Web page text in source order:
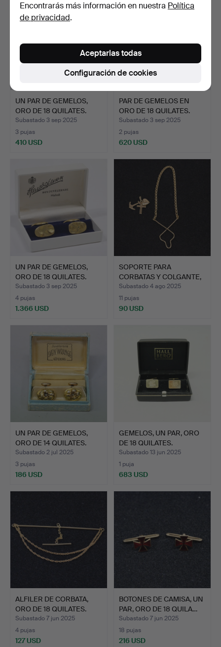
UN PAR DE GEMELOS,
ORO DE 18 QUILATES.
Subastado 3 sep 2025
3 pujas
410 USD
PAR DE GEMELOS EN
ORO DE 18 QUILATES.
Subastado 3 sep 2025
2 pujas
620 USD
UN PAR DE GEMELOS,
ORO DE 18 QUILATES.
Subastado 3 sep 2025
4 pujas
1.366 USD
SOPORTE PARA
CORBATAS Y COLGANTE,
ORO DE 9…
Subastado 4 ago 2025
11 pujas
90 USD
UN PAR DE GEMELOS,
ORO DE 14 QUILATES.
Subastado 2 jul 2025
3 pujas
186 USD
GEMELOS, UN PAR, ORO
DE 18 QUILATES.
Subastado 13 jun 2025
1 puja
683 USD
ALFILER DE CORBATA,
ORO DE 18 QUILATES.
Subastado 7 jun 2025
4 pujas
127 USD
BOTONES DE CAMISA, UN
PAR, ORO DE 18 QUILA…
Subastado 7 jun 2025
18 pujas
216 USD
Encontrarás más información en nuestra Política
de privacidad.
Configuración de cookies
Aceptarlas todas